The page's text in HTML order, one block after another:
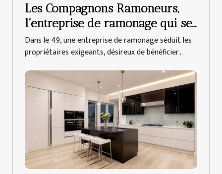
Les Compagnons Ramoneurs,
l’entreprise de ramonage qui se
déplace dans tout le 49 !
Dans le 49, une entreprise de ramonage séduit les
propriétaires exigeants, désireux de bénéficier...